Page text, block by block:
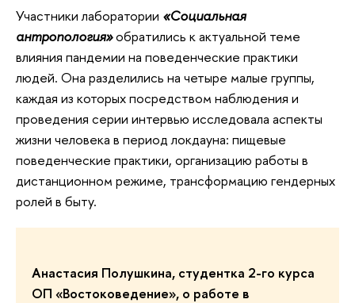
Участники лаборатории «Социальная
антропология»обратились к актуальной теме
влияния пандемии на поведенческие практики
людей. Она разделились на четыре малые группы,
каждая из которых посредством наблюдения и
проведения серии интервью исследовала аспекты
жизни человека в период локдауна: пищевые
поведенческие практики, организацию работы в
дистанционном режиме, трансформацию гендерных
ролей в быту.
Анастасия Полушкина, студентка 2-го курса
ОП «Востоковедение», о работе в